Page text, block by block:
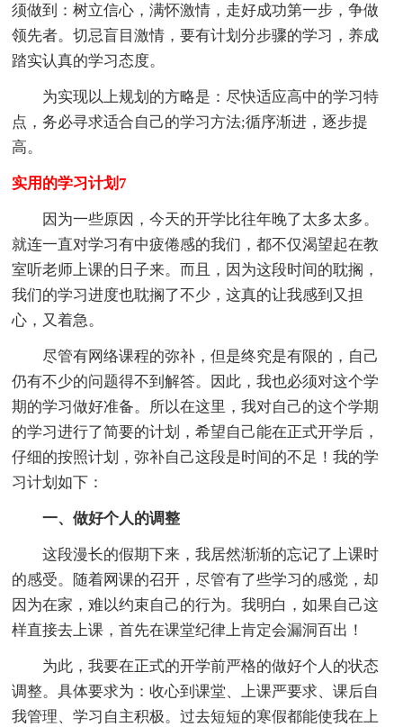
须做到：树立信心，满怀激情，走好成功第一步，争做
领先者。切忌盲目激情，要有计划分步骤的学习，养成
踏实认真的学习态度。
为实现以上规划的方略是：尽快适应高中的学习特
点，务必寻求适合自己的学习方法;循序渐进，逐步提
高。
实用的学习计划7
因为一些原因，今天的开学比往年晚了太多太多。
就连一直对学习有中疲倦感的我们，都不仅渴望起在教
室听老师上课的日子来。而且，因为这段时间的耽搁，
我们的学习进度也耽搁了不少，这真的让我感到又担
心，又着急。
尽管有网络课程的弥补，但是终究是有限的，自己
仍有不少的问题得不到解答。因此，我也必须对这个学
期的学习做好准备。所以在这里，我对自己的这个学期
的学习进行了简要的计划，希望自己能在正式开学后，
仔细的按照计划，弥补自己这段是时间的不足！我的学
习计划如下：
一、做好个人的调整
这段漫长的假期下来，我居然渐渐的忘记了上课时
的感受。随着网课的召开，尽管有了些学习的感觉，却
因为在家，难以约束自己的行为。我明白，如果自己这
样直接去上课，首先在课堂纪律上肯定会漏洞百出！
为此，我要在正式的开学前严格的做好个人的状态
调整。具体要求为：收心到课堂、上课严要求、课后自
我管理、学习自主积极。过去短短的寒假都能使我在上